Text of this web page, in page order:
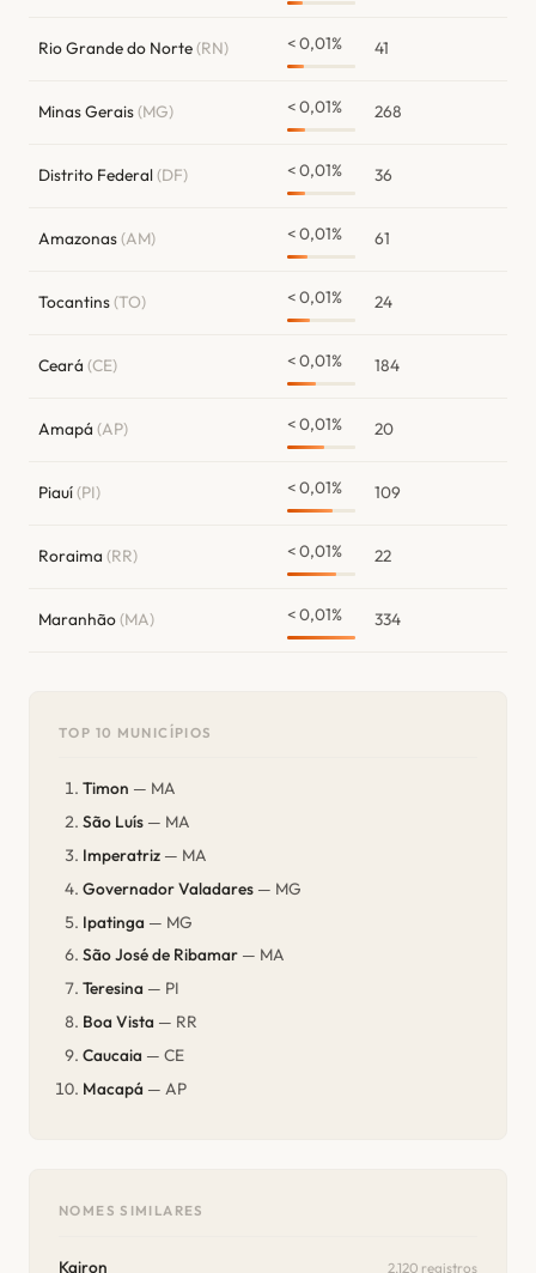
Rio Grande do Norte(RN) < 0,01% 41
Minas Gerais(MG) < 0,01% 268
Distrito Federal(DF) < 0,01% 36
Amazonas(AM) < 0,01% 61
Tocantins(TO) < 0,01% 24
Ceará (CE) < 0,01% 184
Amapá (AP) < 0,01% 20
Piauí(PI) < 0,01% 109
Roraima (RR) < 0,01% 22
Maranhão(MA) < 0,01% 334
TOP 10 MUNICÍPIOS
Timon — MA
São Luís — MA
Imperatriz — MA
Governador Valadares — MG
Ipatinga — MG
São José de Ribamar — MA
Teresina — PI
Boa Vista — RR
Caucaia — CE
Macapá — AP
NOMES SIMILARES
Kairon 2.120 registros